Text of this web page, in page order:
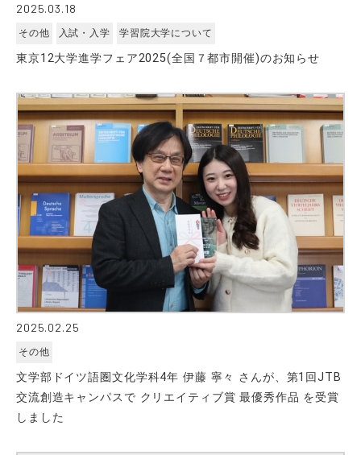
2025.03.18
その他 入試・入学 学習院大学について
東京12大学進学フェア2025(全国７都市開催)のお知らせ
2025.02.25
その他
文学部ドイツ語圏文化学科4年 伊藤 寧々 さんが、第1回JTB
交流創造キャンパスで クリエイティブ賞 最優秀作品 を受賞
しました